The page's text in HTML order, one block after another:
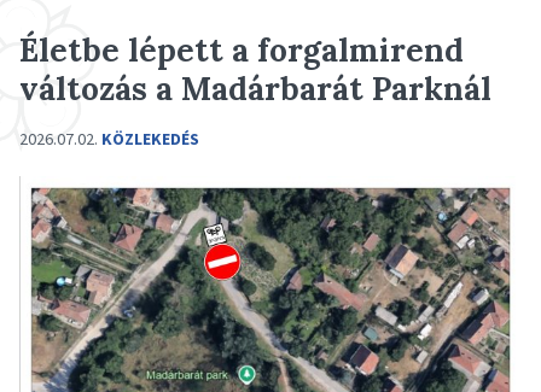
Életbe lépett a forgalmirend
változás a Madárbarát Parknál
2026.07.02. KÖZLEKEDÉS